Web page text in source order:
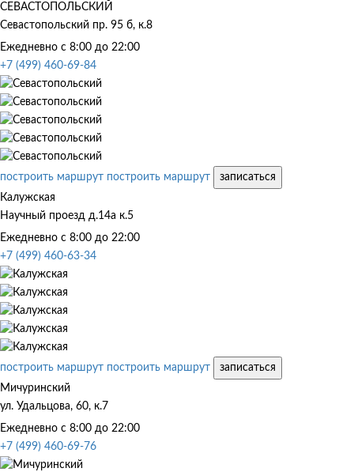
СЕВАСТОПОЛЬСКИЙ
Севастопольский пр. 95 б, к.8
Ежедневно с 8:00 до 22:00
+7 (499) 460-69-84
построить маршрут построить маршрут
записаться
Калужская
Научный проезд д.14а к.5
Ежедневно с 8:00 до 22:00
+7 (499) 460-63-34
построить маршрут построить маршрут
записаться
Мичуринский
ул. Удальцова, 60, к.7
Ежедневно с 8:00 до 22:00
+7 (499) 460-69-76